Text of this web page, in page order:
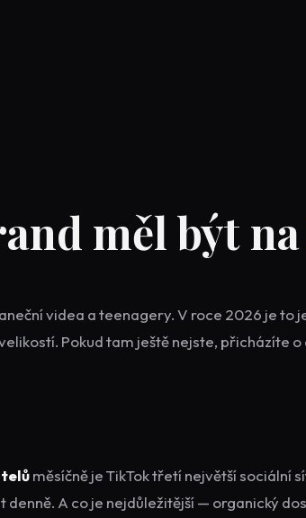
měl být na
videa a teenagery. V roce 2026 je to
Pokud tam ještě nejste, přicházíte o
měsíčně je TikTok třetí největší sociální
A co je nejdůležitější — organický